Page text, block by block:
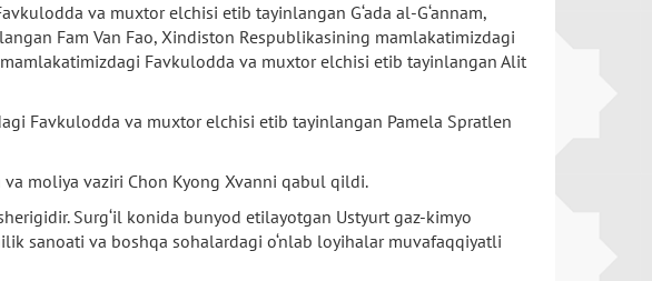
va muxtor elchisi etib tayinlangan G‘ada al-G‘annam,
Fam Van Fao, Xindiston Respublikasining mamlakatimizdagi
Favkulodda va muxtor elchisi etib tayinlangan Alit
Favkulodda va muxtor elchisi etib tayinlangan Pamela Spratlen
va moliya vaziri Chon Kyong Xvanni qabul qildi.
Surg‘il konida bunyod etilayotgan Ustyurt gaz-kimyo
sanoati va boshqa sohalardagi o‘nlab loyihalar muvafaqqiyatli